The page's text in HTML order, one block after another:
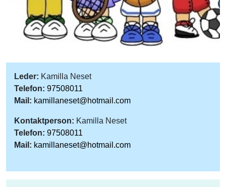
Leder: Kamilla Neset
Telefon: 97508011
Mail: kamillaneset@hotmail.com
Kontaktperson: Kamilla Neset
Telefon: 97508011
Mail: kamillaneset@hotmail.com